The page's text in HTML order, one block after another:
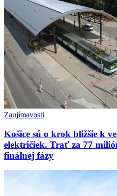
Zaujímavosti
Košice sú o krok bližšie k
električiek. Trať za 77
finálnej fázy